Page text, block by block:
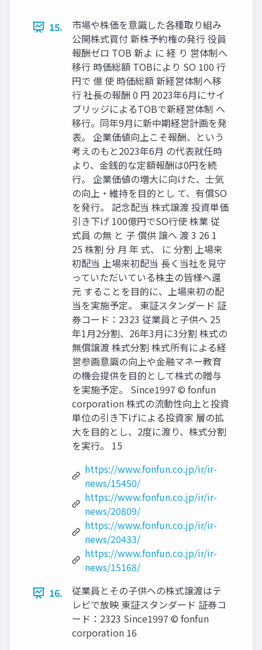
15.
市場や株価を意識した各種取り組み
公開株式買付 新株予約権の発行 役員
報酬ゼロ TOB 新よ に 経 り 営体制へ
移行 時価総額 TOBにより SO 100 行
円で 億 使 時価総額 新経営体制へ移
行 社長の報酬 0 円 2023年6月にサイ
ブリッジによるTOBで新経営体制 へ
移行。同年9月に新中期経営計画を発
表。 企業価値向上こそ報酬、という
考えのもと2023年6月 の代表就任時
より、金銭的な定額報酬は0円を続
行。 企業価値の増大に向けた、士気
の向上・維持を目的とし て、有償SO
を発行。 記念配当 株式譲渡 投資単価
引き下げ 100億円でSO行使 株業 従
式員 の無 と 子 償供 譲へ 渡 3 26 1
25 株割 分 月 年 式、 に 分割 上場来
初配当 上場来初配当 長く当社を見守
っていただいている株主の皆様へ還
元 することを目的に、上場来初の配
当を実施予定。 東証スタンダード 証
券コード：2323 従業員と子供へ 25
年1月2分割、26年3月に3分割 株式の
無償譲渡 株式分割 株式所有による経
営参画意識の向上や金融マネー教育
の機会提供を目的として株式の贈与
を実施予定。 Since1997 © fonfun
corporation 株式の流動性向上と投資
単位の引き下げによる投資家 層の拡
大を目的とし、2度に渡り、株式分割
を実行。 15
https://www.fonfun.co.jp/ir/ir-
news/15450/
https://www.fonfun.co.jp/ir/ir-
news/20809/
https://www.fonfun.co.jp/ir/ir-
news/20433/
https://www.fonfun.co.jp/ir/ir-
news/15168/
16.
従業員とその子供への株式譲渡はテ
レビで放映 東証スタンダード 証券コ
ード：2323 Since1997 © fonfun
corporation 16